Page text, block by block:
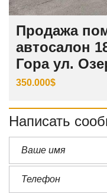
Продажа
автосалон
Гора ул.
350.000$
Написать